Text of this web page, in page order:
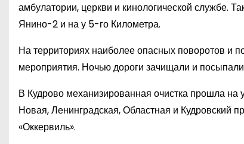
амбулатории, церкви и кинологической службе.
Янино-2 и на у 5-го Километра.
На территориях наиболее опасных поворотов
мероприятия. Ночью дороги зачищали и
В Кудрово механизированная очистка прошла на
Новая, Ленинградская, Областная и Кудровский
«Оккервиль».